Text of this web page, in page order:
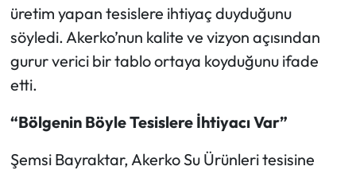
üretim yapan tesislere ihtiyaç duyduğunu
söyledi. Akerko’nun kalite ve vizyon açısından
gurur verici bir tablo ortaya koyduğunu ifade
etti.
“Bölgenin Böyle Tesislere İhtiyacı Var”
Şemsi Bayraktar, Akerko Su Ürünleri tesisine